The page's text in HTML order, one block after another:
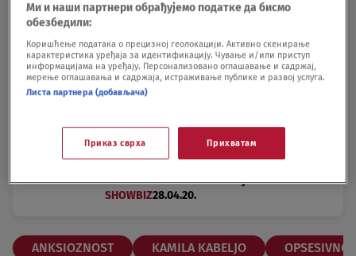
odluke", zaključila je pevačica.Pratite portal
Nova.rs i na društvenim
mrežamaInstagram,FejsbukiTviter.
anksioznošću
SHOWBIZ
Posle nekoliko meseci veze, Šon i
Kamila kreću da žive zajedno
SHOWBIZ28.04.20.
ANKSIOZNOST KAMILA KABELJO
Ми и наши партнери обрађујемо податке да бисмо
обезбедили:
Коришћење података о прецизној геолокацији. Активно скенирање
карактеристика уређаја за идентификацију. Чување и/или приступ
информацијама на уређају. Персонализовано оглашавање и садржај,
мерење оглашавања и садржаја, истраживање публике и развој услуга.
Листа партнера (добављача)
Приказ сврха Прихватам